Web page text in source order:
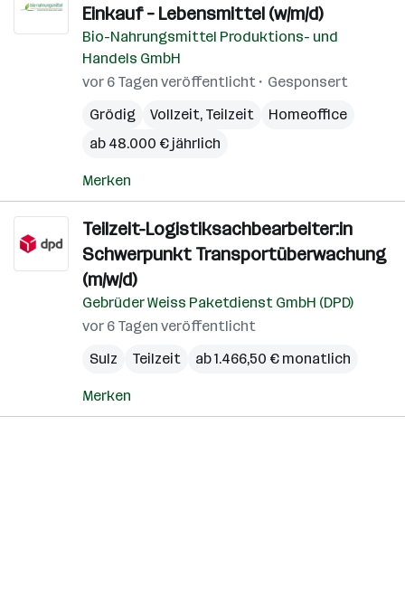
Einkauf – Lebensmittel (w/m/d)
Bio-Nahrungsmittel Produktions- und
Handels GmbH
vor 6 Tagen veröffentlicht
Gesponsert
Grödig
Vollzeit, Teilzeit
Homeoffice
ab 48.000 € jährlich
Merken
Teilzeit-Logistiksachbearbeiter:in
Schwerpunkt Transportüberwachung
(m/w/d)
Gebrüder Weiss Paketdienst GmbH (DPD)
vor 6 Tagen veröffentlicht
Sulz
Teilzeit ab 1.466,50 € monatlich
Merken